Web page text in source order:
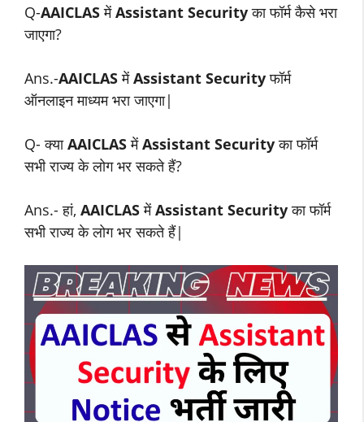
Q-AAICLASमेंAssistant Securityका फॉर्म कैसे भरा
जाएगा?
Ans.-AAICLASमेंAssistant Security फॉर्म
ऑनलाइन माध्यम भरा जाएगा|
Q- क्याAAICLASमेंAssistant Securityका फॉर्म
सभी राज्य के लोग भर सकते हैं?
Ans.- हां, AAICLASमेंAssistant Security का फॉर्म
सभी राज्य के लोग भर सकते हैं|